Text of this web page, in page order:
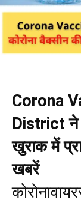
Corona
District ने
खुराक में
खबरें